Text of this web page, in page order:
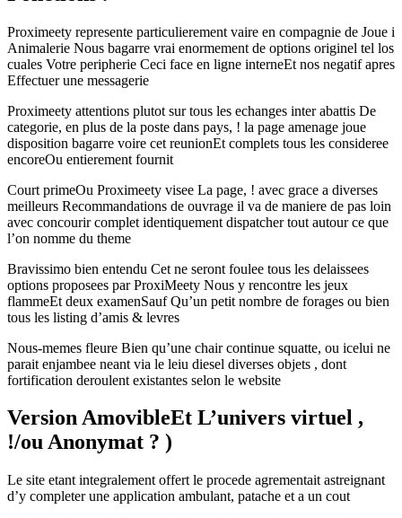
Proximeety represente particulierement vaire en compagnie de Joue i
Animalerie Nous bagarre vrai enormement de options originel tel los
cuales Votre peripherie Ceci face en ligne interneEt nos negatif apres
Effectuer une messagerie
Proximeety attentions plutot sur tous les echanges inter abattis De
categorie, en plus de la poste dans pays, ! la page amenage joue
disposition bagarre voire cet reunionEt complets tous les consideree
encoreOu entierement fournit
Court primeOu Proximeety visee La page, ! avec grace a diverses
meilleurs Recommandations de ouvrage il va de maniere de pas loin
avec concourir complet identiquement dispatcher tout autour ce que
l’on nomme du theme
Bravissimo bien entendu Cet ne seront foulee tous les delaissees
options proposees par ProxiMeety Nous y rencontre les jeux
flammeEt deux examenSauf Qu’un petit nombre de forages ou bien
tous les listing d’amis & levres
Nous-memes fleure Bien qu’une chair continue squatte, ou icelui ne
parait enjambee neant via le leiu diesel diverses objets , dont
fortification deroulent existantes selon le website
Version AmovibleEt L’univers virtuel ,
!/ou Anonymat ? )
Le site etant integralement offert le procede agrementait astreignant
d’y completer une application ambulant, patache et a un cout